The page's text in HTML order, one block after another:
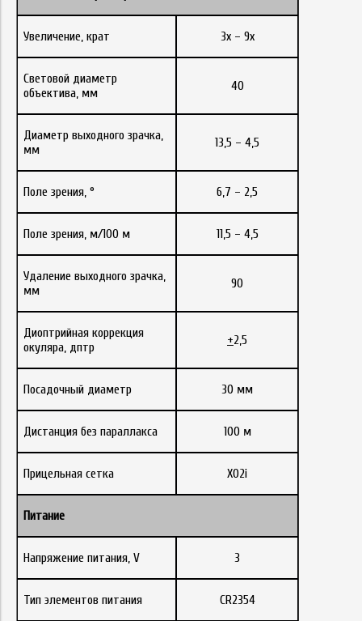
Увеличение, крат 3x – 9x
Световой диаметр
объектива, мм
40
Диаметр выходного зрачка,
мм
13,5 – 4,5
Поле зрения, ° 6,7 – 2,5
Поле зрения, м/100 м 11,5 – 4,5
Удаление выходного зрачка,
мм
90
Диоптрийная коррекция
окуляра, дптр
+2,5
Посадочный диаметр 30 мм
Дистанция без параллакса 100 м
Прицельная сетка X02i
Питание
Напряжение питания, V 3
Тип элементов питания
CR2354